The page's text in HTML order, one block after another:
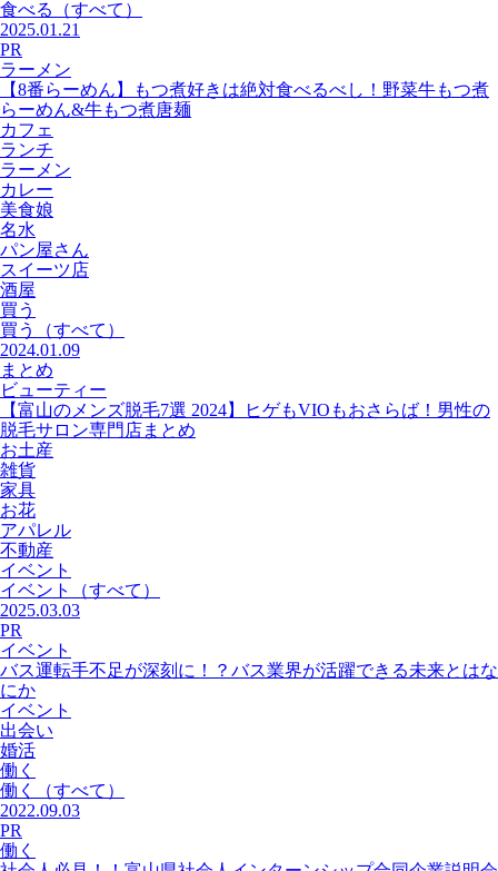
食べる
（すべて）
2025.01.21
PR
ラーメン
【8番らーめん】もつ煮好きは絶対食べるべし！野菜牛もつ煮
らーめん&牛もつ煮唐麺
カフェ
ランチ
ラーメン
カレー
美食娘
名水
パン屋さん
スイーツ店
酒屋
買う
買う
（すべて）
2024.01.09
まとめ
ビューティー
【富山のメンズ脱毛7選 2024】ヒゲもVIOもおさらば！男性の
脱毛サロン専門店まとめ
お土産
雑貨
家具
お花
アパレル
不動産
イベント
イベント
（すべて）
2025.03.03
PR
イベント
バス運転手不足が深刻に！？バス業界が活躍できる未来とはな
にか
イベント
出会い
婚活
働く
働く
（すべて）
2022.09.03
PR
働く